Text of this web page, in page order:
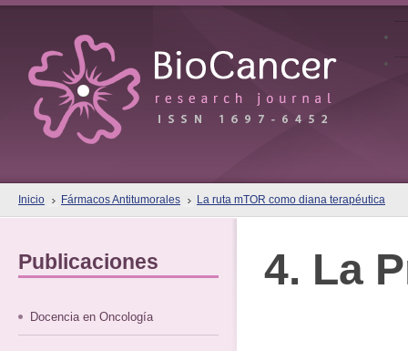
Inicio Fármacos Antitumorales La ruta mTOR como diana terapéutica
Publicaciones
Docencia en Oncología
4. La